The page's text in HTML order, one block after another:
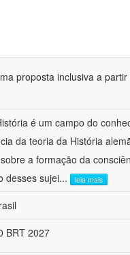
proposta inclusiva a
é um campo do
da teoria da História
a formação da
desses sujei... leia mais
BRT 2027